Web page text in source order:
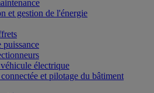
et gestion de l'énergie
puissance
électrique
et pilotage du bâtiment